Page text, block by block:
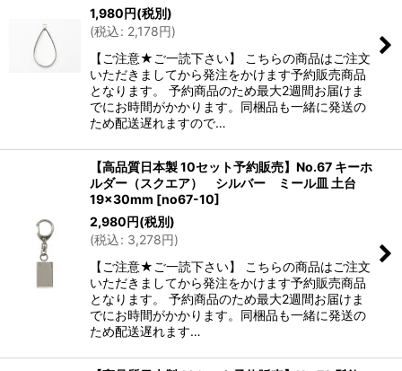
1,980円(税別)
(税込: 2,178円)
【ご注意★ご一読下さい】 こちらの商品はご注文
いただきましてから発注をかけます予約販売商品
となります。 予約商品のため最大2週間お届けま
でにお時間がかかります。同梱品も一緒に発送の
ため配送遅れますので…
【高品質日本製 10セット予約販売】No.67 キーホ
ルダー（スクエア） シルバー ミール皿 土台
19×30mm [no67-10]
2,980円(税別)
(税込: 3,278円)
【ご注意★ご一読下さい】 こちらの商品はご注文
いただきましてから発注をかけます予約販売商品
となります。 予約商品のため最大2週間お届けま
でにお時間がかかります。同梱品も一緒に発送の
ため配送遅れます…